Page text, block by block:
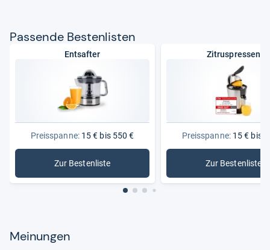
Pas­sende Bes­ten­lis­ten
Entsafter
Preisspanne:15 € bis 550 €
Zur Bestenliste
: Entsafter
Zitruspressen
Preisspanne:15 € bis
Zur Bestenliste
:
Meinungen